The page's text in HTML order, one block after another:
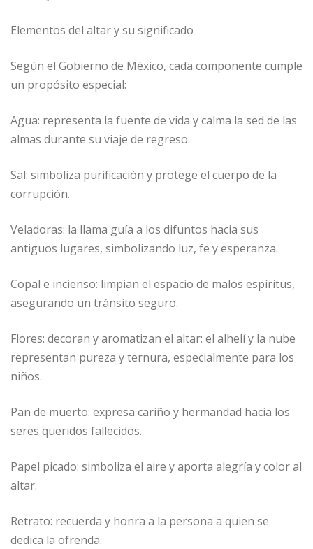
Elementos del altar y su significado
Según el Gobierno de México, cada componente cumple
un propósito especial:
Agua: representa la fuente de vida y calma la sed de las
almas durante su viaje de regreso.
Sal: simboliza purificación y protege el cuerpo de la
corrupción.
Veladoras: la llama guía a los difuntos hacia sus
antiguos lugares, simbolizando luz, fe y esperanza.
Copal e incienso: limpian el espacio de malos espíritus,
asegurando un tránsito seguro.
Flores: decoran y aromatizan el altar; el alhelí y la nube
representan pureza y ternura, especialmente para los
niños.
Pan de muerto: expresa cariño y hermandad hacia los
seres queridos fallecidos.
Papel picado: simboliza el aire y aporta alegría y color al
altar.
Retrato: recuerda y honra a la persona a quien se
dedica la ofrenda.